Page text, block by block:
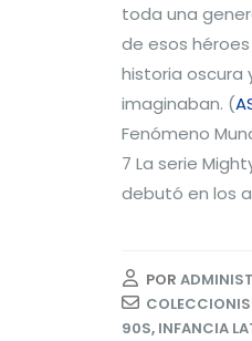
toda una
de esos
historia oscura
imaginaban. (
Fenómeno
7 La serie
debutó en los
POR
90S, INFANCIA